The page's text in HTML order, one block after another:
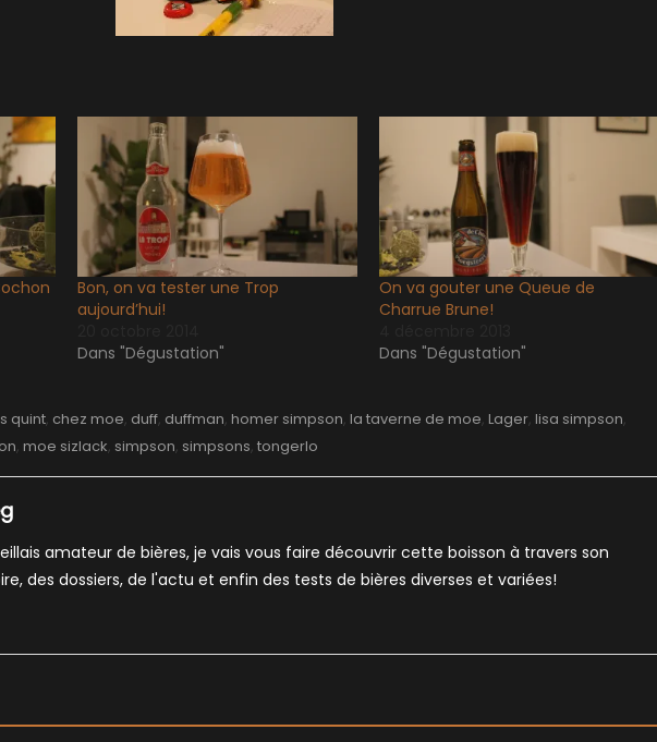
Bon, on va tester une Trop
aujourd’hui!
Dans "Dégustation"
On va gouter une Queue de
Charrue Brune!
Dans "Dégustation"
quint, chez moe, duff, duffman, homer simpson, la taverne de moe, Lager, lisa simpson,
, moe sizlack, simpson, simpsons, tongerlo
amateur de bières, je vais vous faire découvrir cette boisson à travers son
des dossiers, de l'actu et enfin des tests de bières diverses et variées!